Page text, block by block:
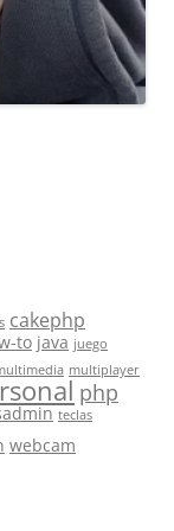
cakephp
to java juego
multiplayer
php
teclas
webcam